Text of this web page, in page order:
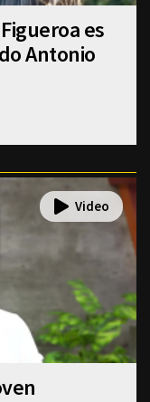
es
Antonio